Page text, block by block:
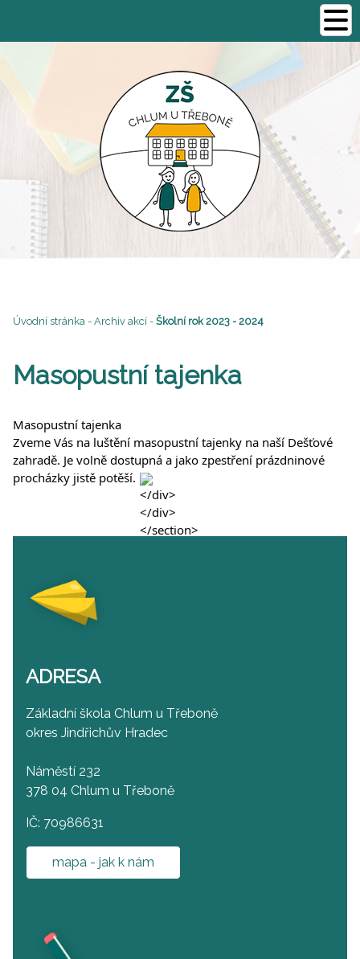
Úvodní stránka - Archiv akcí - Školní rok 2023 - 2024
Masopustní tajenka
Masopustní tajenka
Zveme Vás na luštění masopustní tajenky na naší Dešťové
zahradě. Je volně dostupná a jako zpestření prázdninové
procházky jistě potěší.
ADRESA
Základní škola Chlum u Třeboně
okres Jindřichův Hradec
Náměstí 232
378 04 Chlum u Třeboně
IČ: 70986631
mapa - jak k nám